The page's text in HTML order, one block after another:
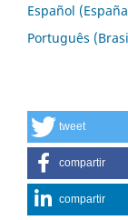
Español
Português
tweet
compartir
compartir